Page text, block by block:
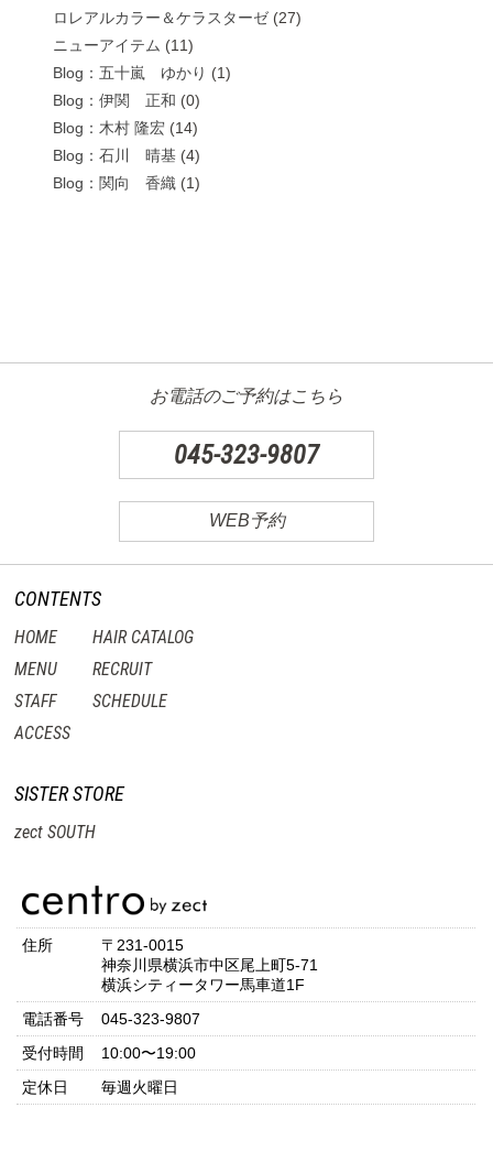
ロレアルカラー＆ケラスターゼ(27)
ニューアイテム (11)
Blog：五十嵐 ゆかり (1)
Blog：伊関 正和 (0)
Blog：木村 隆宏(14)
Blog：石川 晴基(4)
Blog：関向 香織(1)
お電話のご予約はこちら
045-323-9807
WEB予約
CONTENTS
HOME
MENU
STAFF
ACCESS
HAIR CATALOG
RECRUIT
SCHEDULE
SISTER STORE
zect SOUTH
住所
〒231-0015
神奈川県横浜市中区尾上町5-71
横浜シティータワー馬車道1F
電話番号
045-323-9807
受付時間
10:00〜19:00
定休日
毎週火曜日